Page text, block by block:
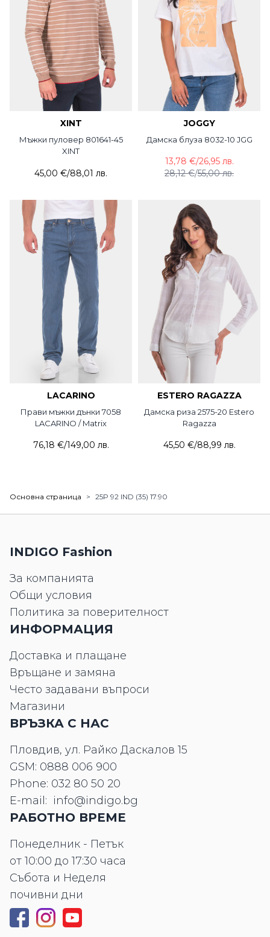
XINT
Мъжки пуловер 801641-45
XINT
45,00 €/88,01 лв.
JOGGY
Дамска блуза 8032-10 JGG
28,12 €/55,00 лв.
13,78 €/26,95 лв.
LACARINO
Прави мъжки дънки 7058
LACARINO / Matrix
76,18 €/149,00 лв.
ESTERO RAGAZZA
Дамска риза 2575-20 Estero
Ragazza
45,50 €/88,99 лв.
Основна страница > 25P 92 IND (35) 17.90
INDIGO Fashion
За компанията
Общи условия
Политика за поверителност
ИНФОРМАЦИЯ
Доставка и плащане
Връщане и замяна
Често задавани въпроси
Магазини
ВРЪЗКА С НАС
Пловдив, ул. Райко Даскалов 15
GSM: 0888 006 900
Phone: 032 80 50 20
E-mail: info@indigo.bg
РАБОТНО ВРЕМЕ
Понеделник - Петък
от 10:00 до 17:30 часа
Събота и Неделя
почивни дни